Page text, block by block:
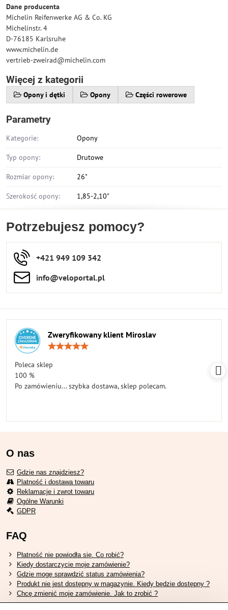
Dane producenta
Michelin Reifenwerke AG & Co. KG
Michelinstr. 4
D-76185 Karlsruhe
www.michelin.de
vertrieb-zweirad@michelin.com
Więcej z kategorii
Opony i dętki Opony Części rowerowe
Parametry
Kategorie: Opony
Typ opony: Drutowe
Rozmiar opony: 26"
Szerokość opony: 1,85-2,10"
Potrzebujesz pomocy?
+421 949 109 342
info​​@veloportal​.pl
Zweryfikowany klient Miroslav
Poleca sklep
100 %
Po zamówieniu... szybka dostawa, sklep polecam.
O nas
Gdzie nas znajdziesz?
Platność i dostawa towaru
Reklamacje i zwrot towaru
Ogólne Warunki
GDPR
FAQ
Płatność nie powiodła się. Co robić?
Kiedy dostarczycie moje zamówienie?
Gdzie mogę sprawdzić status zamówienia?
Produkt nie jest dostępny w magazynie. Kiedy będzie dostępny ?
Chcę zmienić moje zamówienie. Jak to zrobić ?